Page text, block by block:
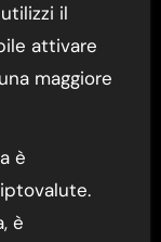
il
attivare
maggiore
è
è